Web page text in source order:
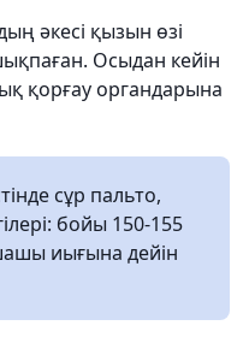
әкесі қызын өзі
Осыдан кейін
қорғау органдарына
сұр пальто,
бойы 150-155
иығына дейін